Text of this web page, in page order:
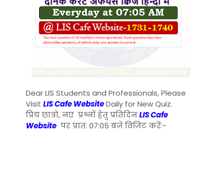
Dear LIS Students and Professionals, Please
Visit LIS Cafe WebsiteDaily for New Quiz.
प्रिय छात्रो, नए प्रश्नों हेतु प्रतिदिनLIS Cafe
Website पर प्रात: 07:05 बजे विजिट करें:-